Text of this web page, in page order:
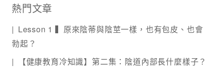
熱門文章
Lesson 1 ▍原來陰蒂與陰莖一樣，也有包皮、也會
勃起？
【健康教育冷知識】第二集：陰道內部長什麼樣子？